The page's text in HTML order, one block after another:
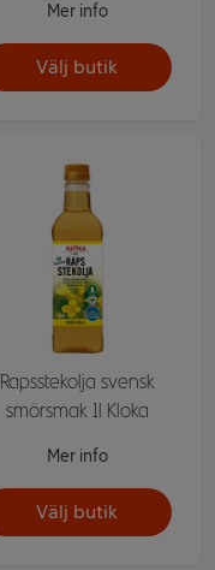
Mer info
Välj butik
Rapsstekolja svensk
smörsmak 1l Kloka
Mer info
Välj butik